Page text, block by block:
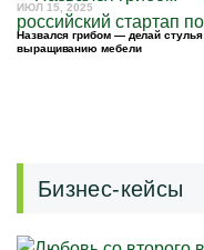
ИЮЛ 15, 2025
Назвался грибом — делай
выращиванию мебели
Бизнес-кейсы